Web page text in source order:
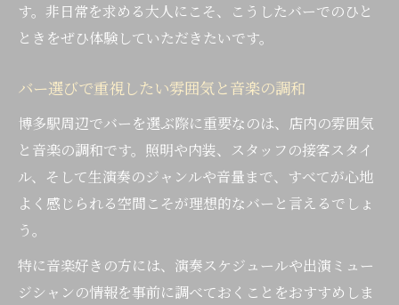
す。非日常を求める大人にこそ、こうしたバーでのひと
ときをぜひ体験していただきたいです。
バー選びで重視したい雰囲気と音楽の調和
博多駅周辺でバーを選ぶ際に重要なのは、店内の雰囲気
と音楽の調和です。照明や内装、スタッフの接客スタイ
ル、そして生演奏のジャンルや音量まで、すべてが心地
よく感じられる空間こそが理想的なバーと言えるでしょ
う。
特に音楽好きの方には、演奏スケジュールや出演ミュー
ジシャンの情報を事前に調べておくことをおすすめしま